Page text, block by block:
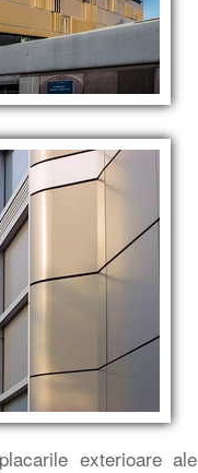
exterioare ale